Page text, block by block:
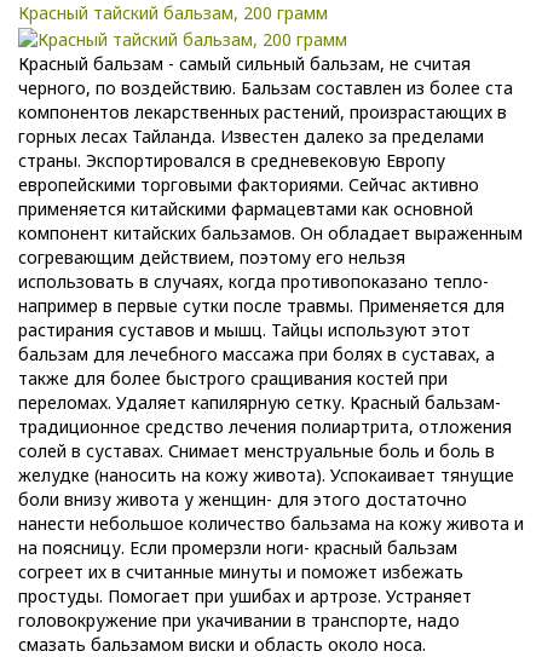
Красный тайский бальзам, 200 грамм
Красный бальзам - самый сильный бальзам, не считая
черного, по воздействию. Бальзам составлен из более ста
компонентов лекарственных растений, произрастающих в
горных лесах Тайланда. Известен далеко за пределами
страны. Экспортировался в средневековую Европу
европейскими торговыми факториями. Сейчас активно
применяется китайскими фармацевтами как основной
компонент китайских бальзамов. Он обладает выраженным
согревающим действием, поэтому его нельзя
использовать в случаях, когда противопоказано тепло-
например в первые сутки после травмы. Применяется для
растирания суставов и мышц. Тайцы используют этот
бальзам для лечебного массажа при болях в суставах, а
также для более быстрого сращивания костей при
переломах. Удаляет капилярную сетку. Красный бальзам-
традиционное средство лечения полиартрита, отложения
солей в суставах. Снимает менструальные боль и боль в
желудке (наносить на кожу живота). Успокаивает тянущие
боли внизу живота у женщин- для этого достаточно
нанести небольшое количество бальзама на кожу живота и
на поясницу. Если промерзли ноги- красный бальзам
согреет их в считанные минуты и поможет избежать
простуды. Помогает при ушибах и артрозе. Устраняет
головокружение при укачивании в транспорте, надо
смазать бальзамом виски и область около носа.